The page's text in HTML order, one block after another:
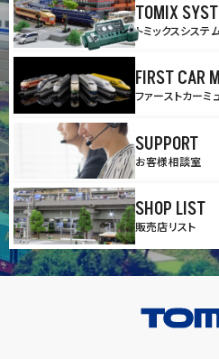
TOMIX
トミックスシステ
FIRST CAR
ファーストカーミ
SUPPORT
お客様相談室
SHOP LIST
販売店リスト